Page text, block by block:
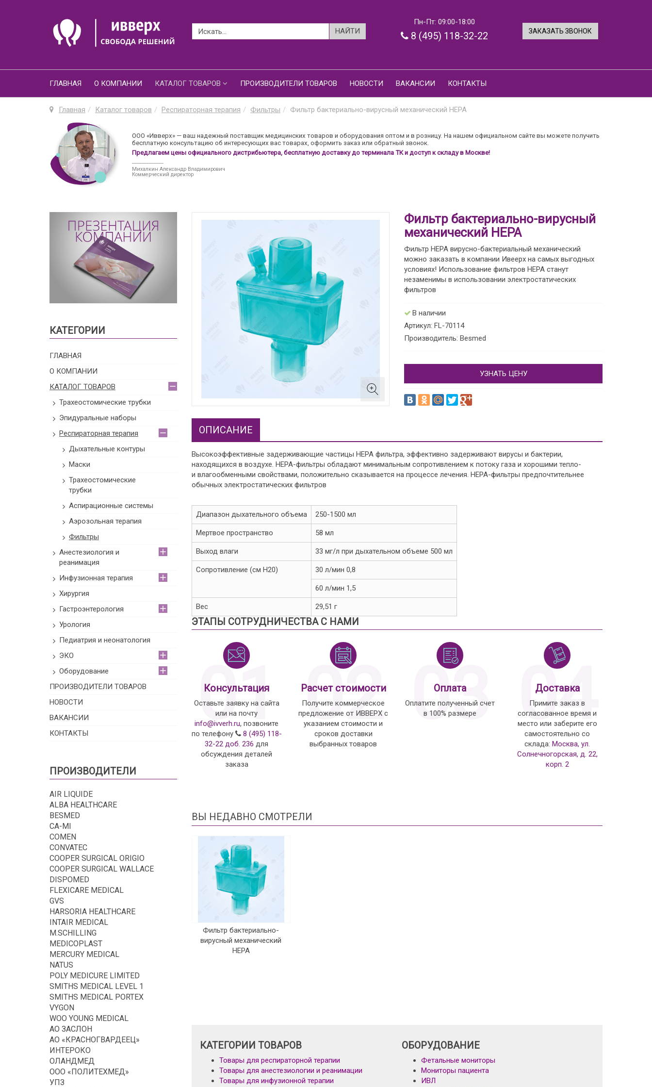
Пн-Пт: 09:00-18:00
8 (495) 118-32-22 ЗАКАЗАТЬ ЗВОНОК
ГЛАВНАЯ О КОМПАНИИ КАТАЛОГ ТОВАРОВ ПРОИЗВОДИТЕЛИ ТОВАРОВ НОВОСТИ ВАКАНСИИ КОНТАКТЫ
Главная Каталог товаров Респираторная терапия Фильтры Фильтр бактериально-вирусный механический HEPA
ООО «Ивверх» — ваш надежный поставщик медицинских товаров и оборудования оптом и в розницу. На нашем официальном сайте вы можете получить
бесплатную консультацию об интересующих вас товарах, оформить заказ или обратный звонок.
Предлагаем цены официального дистрибьютера, бесплатную доставку до терминала ТК и доступ к складу в Москве!
Михалкин Александр Владимирович
Коммерческий директор
Фильтр бактериально-вирусный
механический HEPA
Фильтр HEPA вирусно-бактериальный механический
можно заказать в компании Ивеерх на самых выгодных
условиях! Использование фильтров HEPA станут
незаменимы в использовании электростатических
фильтров
В наличии
Артикул: FL-70114
Производитель: Besmed
УЗНАТЬ ЦЕНУ
ОПИСАНИЕ
Высокоэффективные задерживающие частицы HEPA фильтра, эффективно задерживают вирусы и бактерии,
находящихся в воздухе. НЕРА-фильтры обладают минимальным сопротивлением к потоку газа и хорошими тепло-
и влагообменными свойствами, положительно сказывается на процессе лечения. НЕРА-фильтры предпочтительнее
обычных электростатических фильтров
Диапазон дыхательного объема 250-1500 мл
Мертвое пространство 58 мл
Выход влаги 33 мг/л при дыхательном объеме 500 мл
Сопротивление (см Н20) 30 л/мин 0,8
60 л/мин 1,5
Вес 29,51 г
ЭТАПЫ СОТРУДНИЧЕСТВА С НАМИ
01
Консультация
Оставьте заявку на сайта
или на почту
info@ivverh.ru, позвоните
по телефону
8 (495) 118-
32-22 доб. 236 для
обсуждения деталей
заказа
02
Расчет стоимости
Получите коммерческое
предложение от ИВВЕРХ с
указанием стоимости и
сроков доставки
выбранных товаров
03
Оплата
Оплатите полученный счет
в 100% размере
04
Доставка
Примите заказ в
согласованное время и
место или заберите его
самостоятельно со
склада:Москва, ул.
Солнечногорская, д. 22,
корп. 2
ВЫ НЕДАВНО СМОТРЕЛИ
Фильтр бактериально-
вирусный механический
HEPA
КАТЕГОРИИ ТОВАРОВ
Товары для респираторной терапии
Товары для анестезиологии и реанимации
Товары для инфузионной терапии
ОБОРУДОВАНИЕ
Фетальные мониторы
Мониторы пациента
ИВЛ
КАТЕГОРИИ
ГЛАВНАЯ
О КОМПАНИИ
КАТАЛОГ ТОВАРОВ
Трахеостомические трубки
Эпидуральные наборы
Респираторная терапия
Дыхательные контуры
Маски
Трахеостомические
трубки
Аспирационные системы
Аэрозольная терапия
Фильтры
Анестезиология и
реанимация
Инфузионная терапия
Хирургия
Гастроэнтерология
Урология
Педиатрия и неонатология
ЭКО
Оборудование
ПРОИЗВОДИТЕЛИ ТОВАРОВ
НОВОСТИ
ВАКАНСИИ
КОНТАКТЫ
ПРОИЗВОДИТЕЛИ
AIR LIQUIDE
ALBA HEALTHCARE
BESMED
CA-MI
COMEN
CONVATEC
COOPER SURGICAL ORIGIO
COOPER SURGICAL WALLACE
DISPOMED
FLEXICARE MEDICAL
GVS
HARSORIA HEALTHCARE
INTAIR MEDICAL
M.SCHILLING
MEDICOPLAST
MERCURY MEDICAL
NATUS
POLY MEDICURE LIMITED
SMITHS MEDICAL LEVEL 1
SMITHS MEDICAL PORTEX
VYGON
WOO YOUNG MEDICAL
АО ЗАСЛОН
АО «КРАСНОГВАРДЕЕЦ»
ИНТЕРОКО
ОЛАНДМЕД
ООО «ПОЛИТЕХМЕД»
УПЗ